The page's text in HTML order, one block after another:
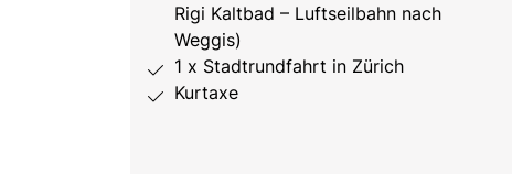
Rigi Kaltbad – Luftseilbahn nach
Weggis)
1 x Stadtrundfahrt in Zürich
Kurtaxe